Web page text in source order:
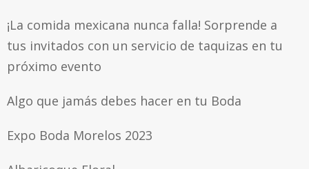
¡La comida mexicana nunca falla! Sorprende a
tus invitados con un servicio de taquizas en tu
próximo evento
Algo que jamás debes hacer en tu Boda
Expo Boda Morelos 2023